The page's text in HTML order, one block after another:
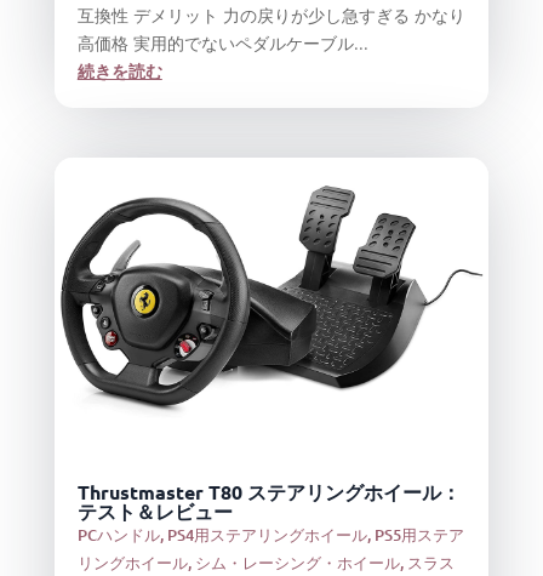
互換性 デメリット 力の戻りが少し急すぎる かなり
高価格 実用的でないペダルケーブル...
続きを読む
Thrustmaster T80 ステアリングホイール：
テスト＆レビュー
PCハンドル, PS4用ステアリングホイール, PS5用ステア
リングホイール, シム・レーシング・ホイール, スラス